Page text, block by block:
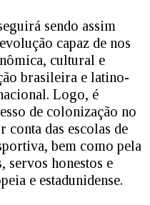
sendo assim
capaz de nos
cultural e
brasileira e latino-
Logo, é
de colonização no
conta das escolas de
bem como pela
servos honestos e
e estadunidense.